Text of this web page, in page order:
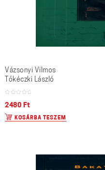
Vázsonyi Vilmos
Tőkéczki László
2480 Ft
KOSÁRBA TESZEM